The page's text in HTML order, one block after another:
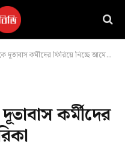
কর্মীদের ফিরিয়ে নিচ্ছে আমেরিকা
কর্মীদের